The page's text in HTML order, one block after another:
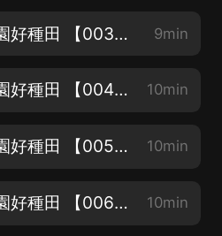
重生農女，她有田園好種田 【003】身世1 9min
重生農女，她有田園好種田 【004】身世2 10min
重生農女，她有田園好種田 【005】重生1 10min
重生農女，她有田園好種田 【006】重生2 10min